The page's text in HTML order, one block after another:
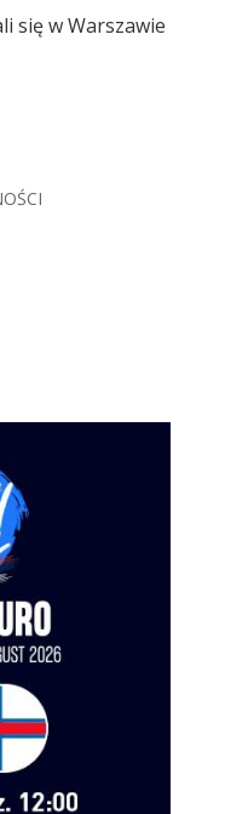
się w Warszawie